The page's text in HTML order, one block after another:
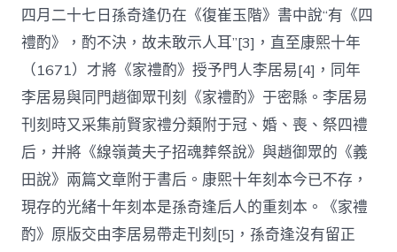
四月二十七日孫奇逢仍在《復崔玉階》書中說“有《四
禮酌》，酌不決，故未敢示人耳”[3]，直至康熙十年
（1671）才將《家禮酌》授予門人李居易[4]，同年
李居易與同門趙御眾刊刻《家禮酌》于密縣。李居易
刊刻時又采集前賢家禮分類附于冠、婚、喪、祭四禮
后，并將《線嶺黃夫子招魂葬祭說》與趙御眾的《義
田說》兩篇文章附于書后。康熙十年刻本今已不存，
現存的光緒十年刻本是孫奇逢后人的重刻本。《家禮
酌》原版交由李居易帶走刊刻[5]，孫奇逢沒有留正